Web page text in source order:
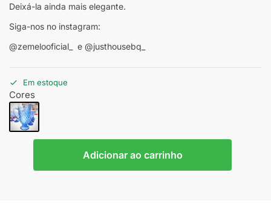
Deixá-la ainda mais elegante.
Siga-nos no instagram:
@zemelooficial_ e @justhousebq_
Em estoque
Cores
Adicionar ao carrinho